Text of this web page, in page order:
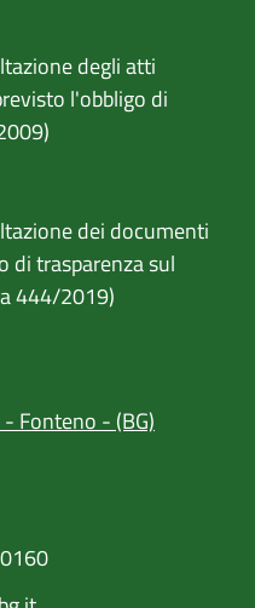
degli atti
l'obbligo di
dei documenti
di trasparenza sul
444/2019)
Fonteno - (BG)